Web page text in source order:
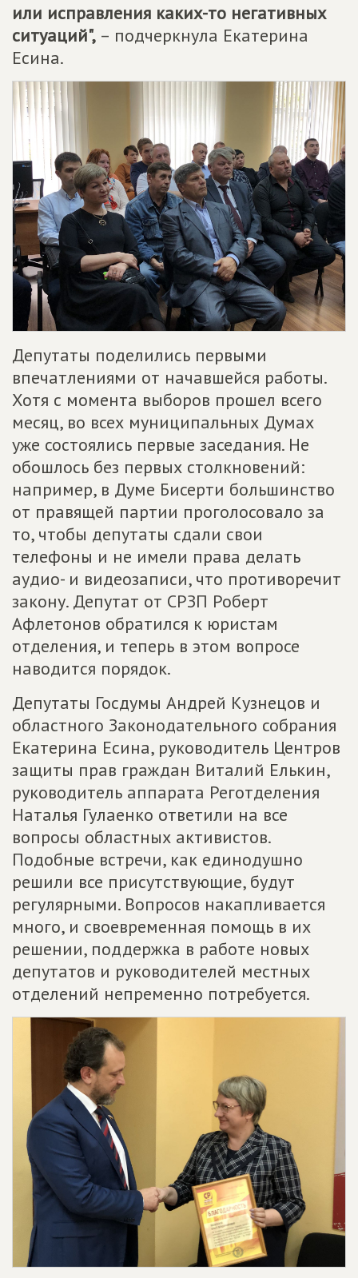
или исправления каких-то негативных
ситуаций", – подчеркнула Екатерина
Есина.
Депутаты поделились первыми
впечатлениями от начавшейся работы.
Хотя с момента выборов прошел всего
месяц, во всех муниципальных Думах
уже состоялись первые заседания. Не
обошлось без первых столкновений:
например, в Думе Бисерти большинство
от правящей партии проголосовало за
то, чтобы депутаты сдали свои
телефоны и не имели права делать
аудио- и видеозаписи, что противоречит
закону. Депутат от СРЗП Роберт
Афлетонов обратился к юристам
отделения, и теперь в этом вопросе
наводится порядок.
Депутаты Госдумы Андрей Кузнецов и
областного Законодательного собрания
Екатерина Есина, руководитель Центров
защиты прав граждан Виталий Елькин,
руководитель аппарата Реготделения
Наталья Гулаенко ответили на все
вопросы областных активистов.
Подобные встречи, как единодушно
решили все присутствующие, будут
регулярными. Вопросов накапливается
много, и своевременная помощь в их
решении, поддержка в работе новых
депутатов и руководителей местных
отделений непременно потребуется.